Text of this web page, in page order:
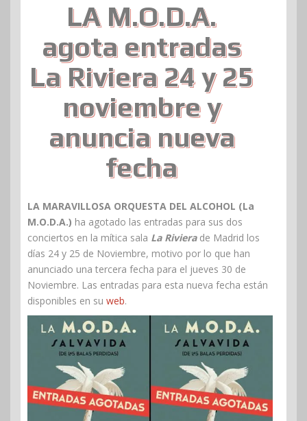
LA M.O.D.A.
agota entradas
La Riviera 24 y 25
noviembre y
anuncia nueva
fecha
LA MARAVILLOSA ORQUESTA DEL ALCOHOL (La
M.O.D.A.) ha agotado las entradas para sus dos
conciertos en la mítica sala La Rivierade Madrid los
días 24 y 25 de Noviembre, motivo por lo que han
anunciado una tercera fecha para el jueves 30 de
Noviembre. Las entradas para esta nueva fecha están
disponibles en su web.